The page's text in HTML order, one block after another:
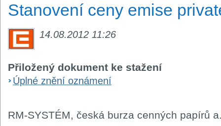
Stanovení ceny emise
14.08.2012 11:26
Přiložený dokument ke stažení
Úplné znění oznámení
RM-SYSTÉM, česká burza cenných papírů